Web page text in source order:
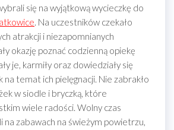
się na wyjątkową wycieczkę do
. Na uczestników czekało
atrakcji i niezapomnianych
okazję poznać codzienną opiekę
je, karmiły oraz dowiedziały się
temat ich pielęgnacji. Nie zabrakło
w siodle i bryczką, które
wiele radości. Wolny czas
na zabawach na świeżym powietrzu,